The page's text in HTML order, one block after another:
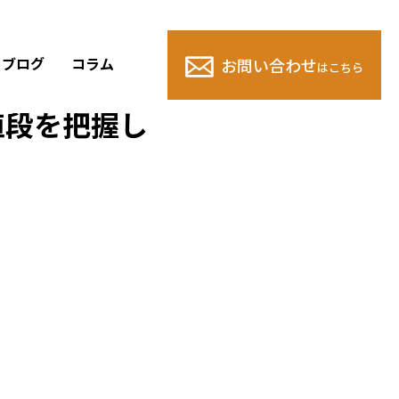
ブログ コラム お問い合わせはこちら
を把握し